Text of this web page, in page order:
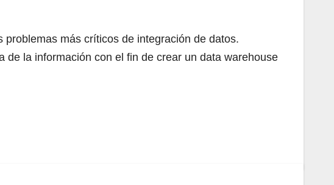
más críticos de integración de datos.
la información con el fin de crear un data warehouse